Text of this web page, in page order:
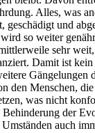
Alles, was
geschädigt und
so weiter
sehr
Damit ist
Gängelungen
den Menschen,
was nicht
der
auch